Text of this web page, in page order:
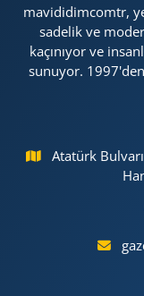
mavididimcomtr,
sadelik ve
kaçınıyor ve
sunuyor.
Atatürk